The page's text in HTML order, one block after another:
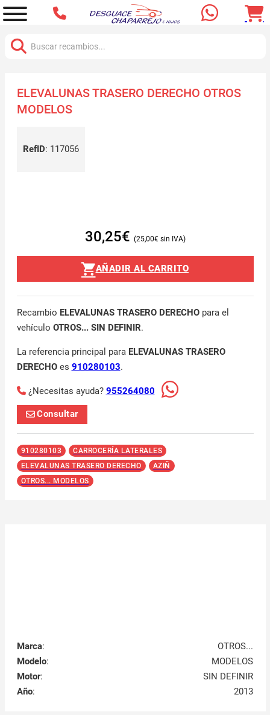
ELEVALUNAS TRASERO DERECHO OTROS
MODELOS
RefID: 117056
30,25€ 25,00€
AÑADIR AL CARRITO
Recambio ELEVALUNAS TRASERO DERECHOpara el
vehículo OTROS... SIN DEFINIR.
La referencia principal para ELEVALUNAS TRASERO
DERECHOes 910280103.
¿Necesitas ayuda? 955264080
Consultar
910280103
CARROCERÍA LATERALES
ELEVALUNAS TRASERO DERECHO
AZIÑ
OTROS... MODELOS
Marca:
OTROS...
Modelo:
MODELOS
Motor:
SIN DEFINIR
Año: 2013